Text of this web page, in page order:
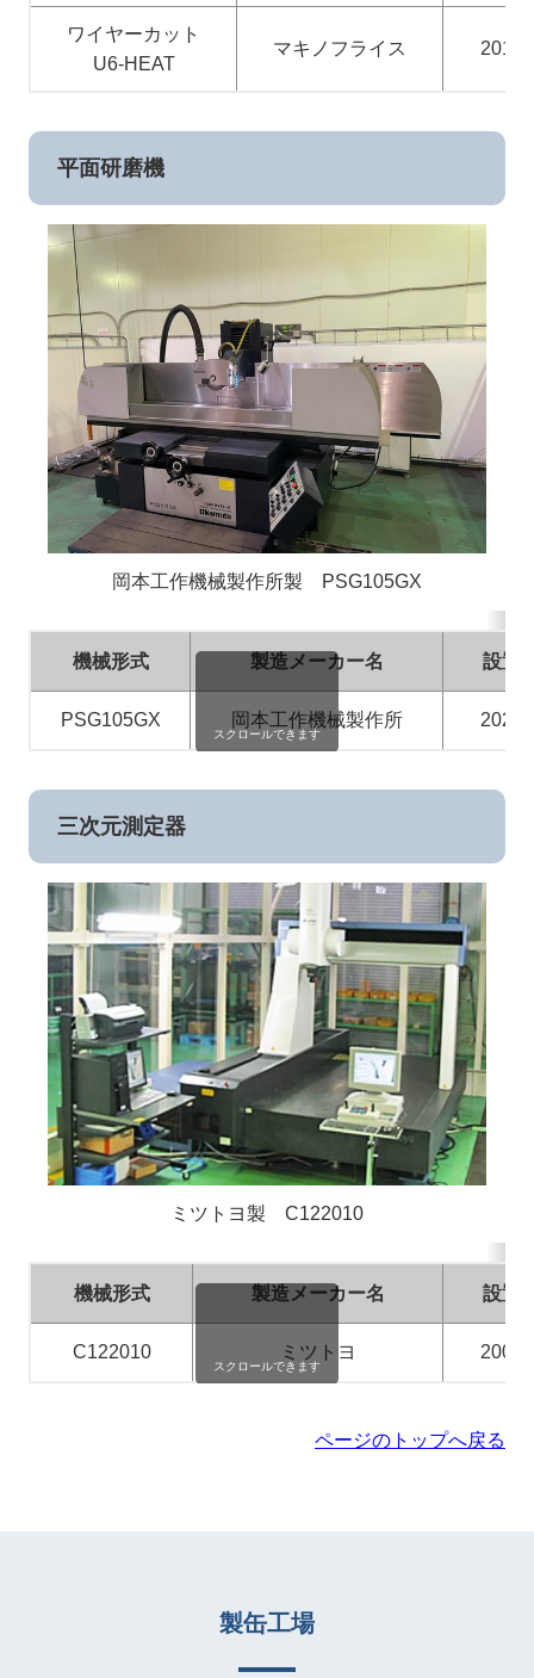
ワイヤーカット
U6-HEAT
マキノフライス 2019
平面研磨機
岡本工作機械製作所製 PSG105GX
機械形式 製造メーカー名 設置
PSG105GX 岡本工作機械製作所 2021
スクロールできます
三次元測定器
ミツトヨ製 C122010
機械形式 製造メーカー名 設置
C122010 ミツトヨ 2007
スクロールできます
ページのトップへ戻る
製缶工場